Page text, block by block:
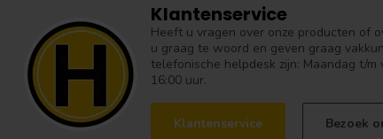
Klantenservice
Heeft u vragen over onze producten of
u graag te woord en geven graag
telefonische helpdesk zijn: Maandag t/
16:00 uur.
Klantenservice Bezoek